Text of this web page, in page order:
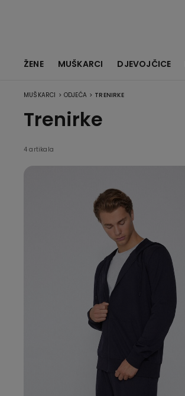
ŽENE MUŠKARCI DJEVOJČICE
MUŠKARCI > ODJEĆA > TRENIRKE
Trenirke
4 artikala